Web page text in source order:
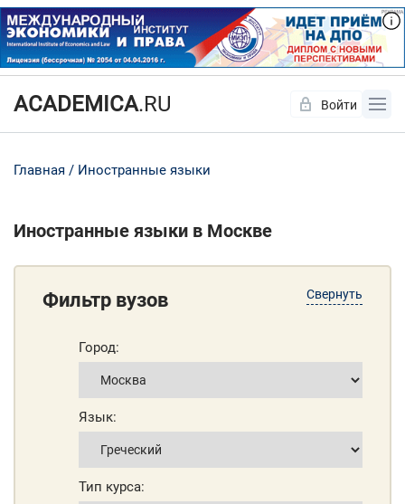
ACADEMICA.RU Войти
Главная Иностранные языки
Иностранные языки в Москве
Свернуть
Фильтр вузов
Город:
Язык:
Тип курса:
Да Нет